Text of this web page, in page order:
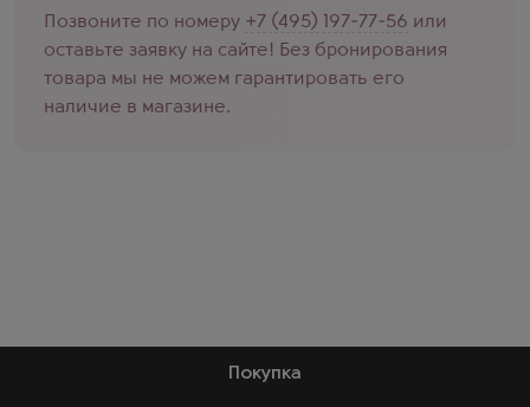
Позвоните по номеру +7 (495) 197-77-56 или
оставьте заявку на сайте! Без бронирования
товара мы не можем гарантировать его
наличие в магазине.
Покупка